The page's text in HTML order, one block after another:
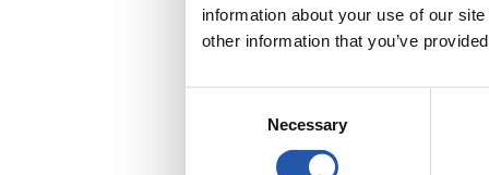
information about your use of our
other information that you’ve
Necessary